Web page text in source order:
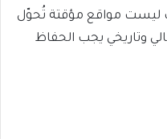
مواقع مؤقتة تُحوّل
وتاريخي يجب الحفاظ